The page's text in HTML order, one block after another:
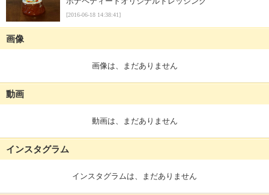
[2016-06-18 14:38:41]
画像
画像は、まだありません
動画
動画は、まだありません
インスタグラム
インスタグラムは、まだありません